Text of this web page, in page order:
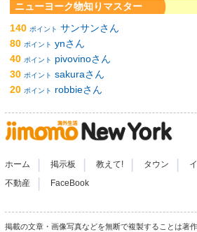
ニューヨーク物知りマスター
140 ポイント サンサンさん
80 ポイント ynさん
40 ポイント
pivovinoさん
30 ポイント sakuraさん
20 ポイント robbieさん
ホーム 掲示板 教えて! タウン
不動産 FaceBook
掲載の文章・画像写真などを無断で複製することは著